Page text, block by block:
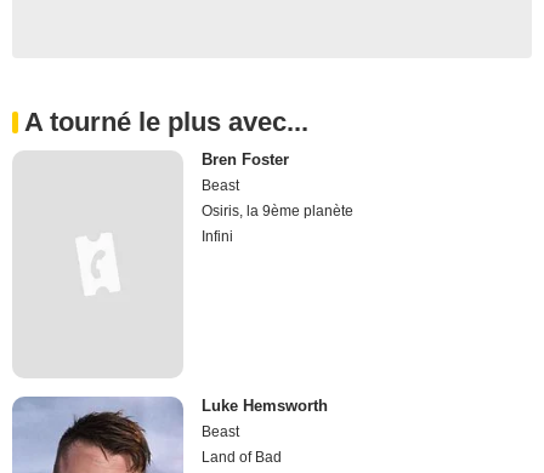
A tourné le plus avec...
Bren Foster
Beast
Osiris, la 9ème planète
Infini
Luke Hemsworth
Beast
Land of Bad